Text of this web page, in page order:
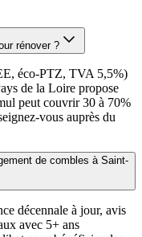
rénover ?
éco-PTZ, TVA 5,5%)
de la Loire propose
peut couvrir 30 à 70%
vous auprès du
de combles à Saint-
décennale à jour, avis
avec 5+ ans